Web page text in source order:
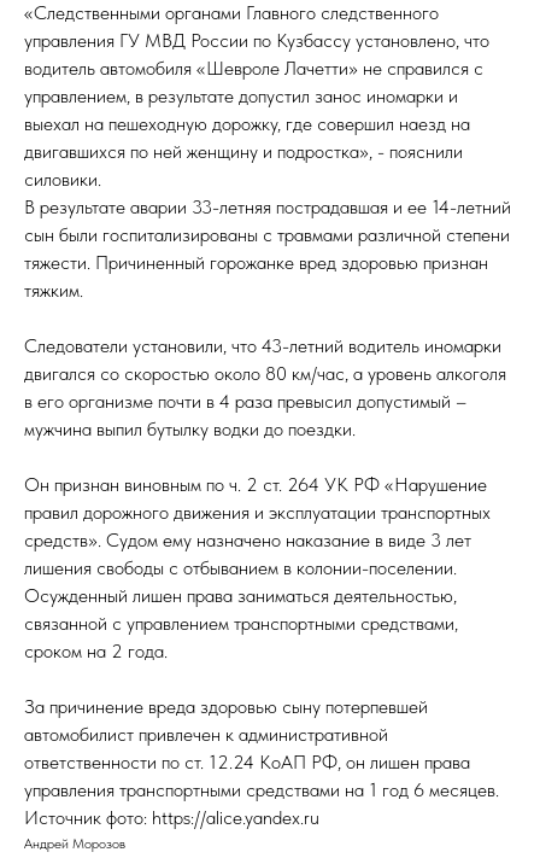
«Следственными органами Главного следственного
управления ГУ МВД России по Кузбассу установлено, что
водитель автомобиля «Шевроле Лачетти» не справился с
управлением, в результате допустил занос иномарки и
выехал на пешеходную дорожку, где совершил наезд на
двигавшихся по ней женщину и подростка», - пояснили
силовики.
В результате аварии 33-летняя пострадавшая и ее 14-летний
сын были госпитализированы с травмами различной степени
тяжести. Причиненный горожанке вред здоровью признан
тяжким.
Следователи установили, что 43-летний водитель иномарки
двигался со скоростью около 80 км/час, а уровень алкоголя
в его организме почти в 4 раза превысил допустимый –
мужчина выпил бутылку водки до поездки.
Он признан виновным по ч. 2 ст. 264 УК РФ «Нарушение
правил дорожного движения и эксплуатации транспортных
средств». Судом ему назначено наказание в виде 3 лет
лишения свободы с отбыванием в колонии-поселении.
Осужденный лишен права заниматься деятельностью,
связанной с управлением транспортными средствами,
сроком на 2 года.
За причинение вреда здоровью сыну потерпевшей
автомобилист привлечен к административной
ответственности по ст. 12.24 КоАП РФ, он лишен права
управления транспортными средствами на 1 год 6 месяцев.
Источник фото: https://alice.yandex.ru
Андрей Морозов